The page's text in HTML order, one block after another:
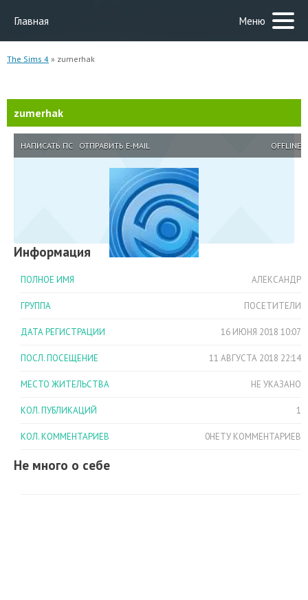
Главная Меню
The Sims 4 » zumerhak
zumerhak
НАПИСАТЬ ПС ОТПРАВИТЬ E-MAIL OFFLINE
Информация
ПОЛНОЕ ИМЯ АЛЕКСАНДР
ГРУППА ПОСЕТИТЕЛИ
ДАТА РЕГИСТРАЦИИ 16 ИЮНЯ 2018 10:07
ПОСЛ. ПОСЕЩЕНИЕ 11 АВГУСТА 2018 22:14
МЕСТО ЖИТЕЛЬСТВА НЕ УКАЗАНО
КОЛ. ПУБЛИКАЦИЙ 1
КОЛ. КОММЕНТАРИЕВ 0НЕТУ КОММЕНТАРИЕВ
Не много о себе